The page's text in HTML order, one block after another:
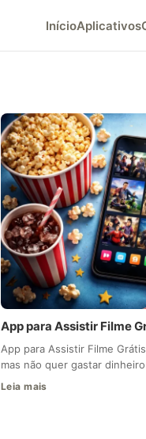
InícioAplicativos
App para Assistir Filme
App para Assistir Filme
mas não quer gastar
Leia mais